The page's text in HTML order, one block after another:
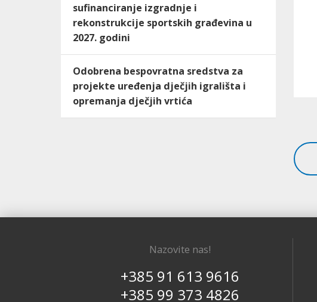
sufinanciranje izgradnje i
rekonstrukcije sportskih građevina u
2027. godini
Odobrena bespovratna sredstva za
projekte uređenja dječjih igrališta i
opremanja dječjih vrtića
Nazovite nas!
+385 91 613 9616
+385 99 373 4826